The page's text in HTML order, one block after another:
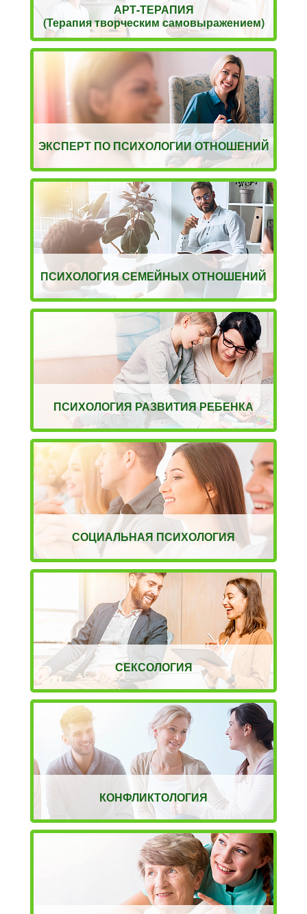
АРТ-ТЕРАПИЯ
(Терапия творческим самовыражением)
ЭКСПЕРТ ПО ПСИХОЛОГИИ ОТНОШЕНИЙ
ПСИХОЛОГИЯ СЕМЕЙНЫХ ОТНОШЕНИЙ
ПСИХОЛОГИЯ РАЗВИТИЯ РЕБЕНКА
СОЦИАЛЬНАЯ ПСИХОЛОГИЯ
СЕКСОЛОГИЯ
КОНФЛИКТОЛОГИЯ